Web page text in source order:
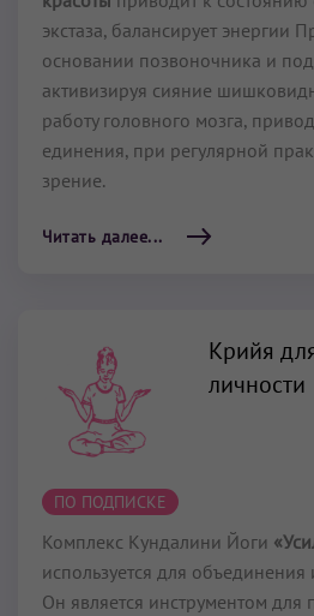
экстаза, балансирует энергии
основании позвоночника и
активизируя сияние
работу головного мозга,
единения, при регулярной
зрение.
Читать далее...
Крийя
личности
ПО ПОДПИСКЕ
Комплекс Кундалини Йоги
используется для объединения
Он является инструментом для